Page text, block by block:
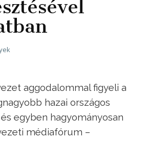
aggodalommal figyeli a
hazai országos
egyben hagyományosan
médiafórum –